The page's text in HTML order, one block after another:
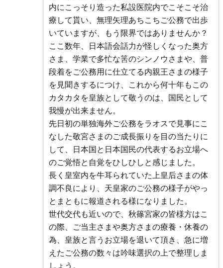
内にこっそり造った私設医院内でこそこそ治
療して貰い、無理矢理あちこちご公務で出歩
いていますが、もう限界ではありませんか？
ここ数年、日本語会話力が怪しくなった奥方
さま、学業で多忙な筈のシンノウさまや、普
段着をご公務用に仕立てる内親王さまの様子
を見聞きするにつけ、これから何十年もこの
カタカタを皇族として敬うのは、国民として
我慢が出来ません。
先日初の単独海外ご公務をラオスで見事にこ
なした敬宮さまのご成長振りを目の当たりに
して、日本国と日本国民の代表するお立場へ
のご覚悟と自覚をひしひしと感じました。
長く皇室内を牛耳られていた上皇后さまの体
調不良により、天皇家のご公務の様子がやっ
とまともに報道される様になりました。
世代交代も近いので、秋篠宮家の皆様方はこ
の際、ご当主さまや奥方さまの療養・休養の
為、皇族と言うお立場を退いて頂き、急に増
えたご公務の数々は吟味選択の上で整理しま
しょう。